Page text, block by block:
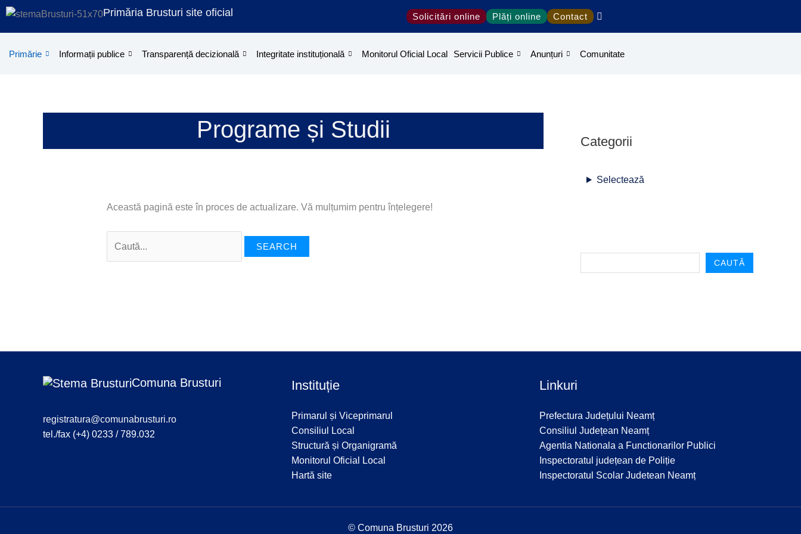
Treci
Primăria Brusturi site oficial Solicitări online Plăți online Contact
Primărie Informații publice Transparență decizională Integritate instituțională Monitorul Oficial Local Servicii Publice Anunțuri Comunitate
Programe și Studii
Această pagină este în proces de actualizare. Vă mulțumim pentru înțelegere!
Search
Categorii
Selectează
S
e
r
CAUTĂ
Comuna Brusturi
registratura@comunabrusturi.ro
tel./fax (+4) 0233 / 789.032
Instituție
Primarul și Viceprimarul
Consiliul Local
Structură și Organigramă
Monitorul Oficial Local
Hartă site
Linkuri
Prefectura Județului Neamț
Consiliul Județean Neamț
Agentia Nationala a Functionarilor Publici
Inspectoratul județean de Poliție
Inspectoratul Scolar Judetean Neamț
© Comuna Brusturi 2026